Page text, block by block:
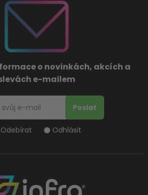
o novinkách, akcích a
e-mailem
Odebírat Odhlásit